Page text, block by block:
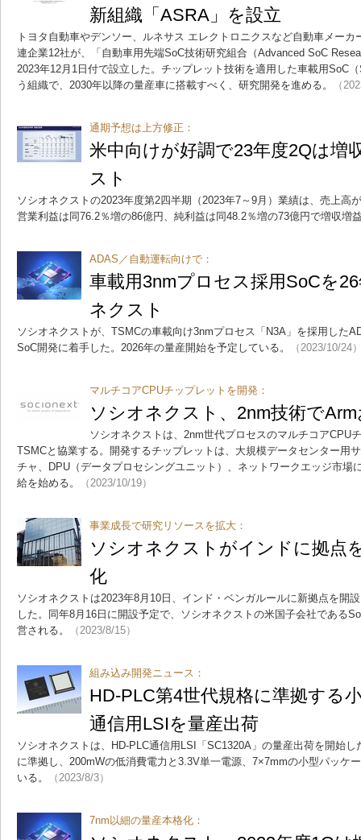
新組織「ASRA」を設立
トヨタ自動車やデンソー、ルネサス エレクトロニクスなど自動車メー
連企業12社が、「自動車用先端SoC技術研究組合（Advanced SoC
2023年12月1日付で設立した。チップレット技術を適用した車載用SoC
う組織で、2030年以降の量産車に搭載すべく、研究開発を進める。
（
通期予想は上方修正：
米中向けが好調で23年度2Qは増
スト
ソシオネクストの2023年度第2四半期（2023年7～9月）業績は、売上高
営業利益は同76.2％増の86億円、純利益は同48.2％増の73億円で増収増
ADAS／自動運転向けで：
車載用3nmプロセス採用SoCを
ネクスト
ソシオネクストが、TSMCの車載向け3nmプロセス「N3A」を採用した
SoC開発に着手した。2026年の量産開始を予定している。
（2023/10/24
マルチコアCPUチップレットを開発：
ソシオネクスト、2nm技術で
ソシオネクストは、2nm世代プロセスのマルチコアCPU
TSMCと協業する。開発するチップレットは、大規模データセンター用
チャ、DPU（データプロセシングユニット）、ネットワークエッジ市場
給を始める。
（2023/10/19）
事業成長で研究リソースを拡大：
ソシオネクストがインドに拠点
化
ソシオネクストは2023年8月10日、インド・ベンガルールに新拠点を開
した。同年8月16日に開設予定で、ソシオネクストの米国子会社である
営される。
（2023/8/15）
組み込み開発ニュース：
HD-PLC第4世代規格に準拠する
通信用LSIを量産出荷
ソシオネクストは、HD-PLC通信用LSI「SC1320A」の量産出荷を開始
に準拠し、200mWの低消費電力と3.3V単一電源、7×7mmの小型パッケ
いる。
（2023/8/3）
7nm以細の量産本格化：